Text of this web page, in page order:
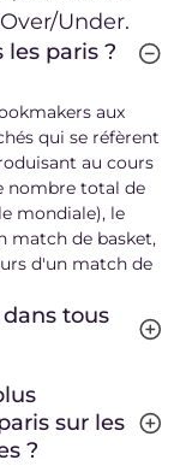
Under.
paris ?
aux
qui se réfèrent
au cours
nombre total de
mondiale), le
match de basket,
d'un match de
tous
sur les
?